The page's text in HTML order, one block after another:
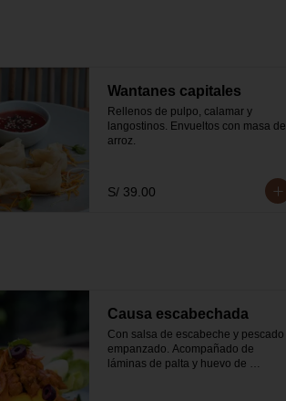
Wantanes capitales
Rellenos de pulpo, calamar y
langostinos. Envueltos con masa de
arroz.
S/ 39.00
Causa escabechada
Con salsa de escabeche y pescado
empanzado. Acompañado de
láminas de palta y huevo de